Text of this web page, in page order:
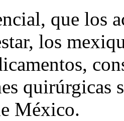
que los
los
quirúrgicas
México.